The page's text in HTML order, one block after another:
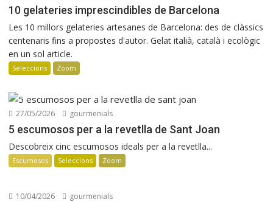
10 gelateries imprescindibles de Barcelona
Les 10 millors gelateries artesanes de Barcelona: des de clàssics
centenaris fins a propostes d'autor. Gelat italià, català i ecològic
en un sol article.
Seleccions Zoom
27/05/2026 gourmenials
5 escumosos per a la revetlla de Sant Joan
Descobreix cinc escumosos ideals per a la revetlla...
Escumosos Seleccions Zoom
10/04/2026 gourmenials